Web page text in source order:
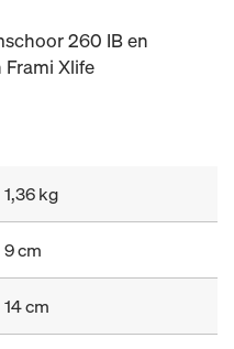
260 IB en
Xlife
1,36 kg
9 cm
14 cm